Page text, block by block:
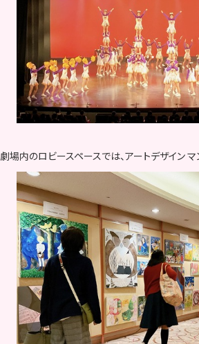
劇場内のロビースペースでは、アートデザイン